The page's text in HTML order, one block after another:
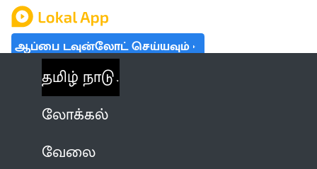
ஆப்பை டவுன்லோட் செய்யவும்
தமிழ் நாடு
லோக்கல்
வேலை